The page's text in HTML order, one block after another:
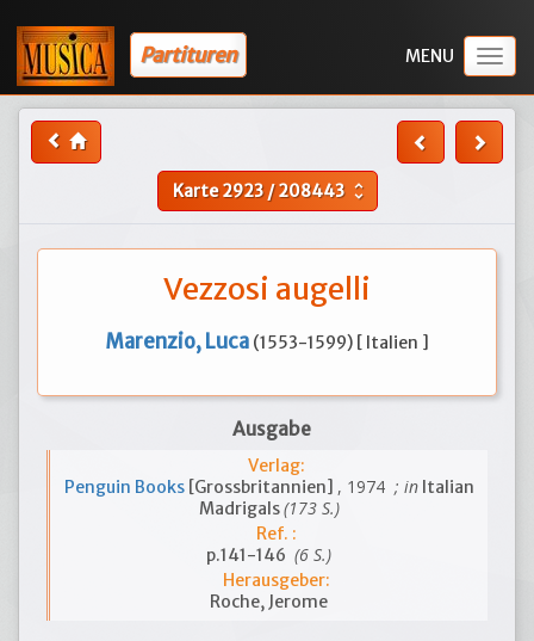
Partituren
Karte2923/208443 unfold_more
Vezzosi augelli
Marenzio, Luca (1553-1599) [ Italien ]
Ausgabe
Verlag:
Penguin Books [Grossbritannien] , 1974 ; inItalian
Madrigals(173 S.)
Ref. :
p.141-146 (6 S.)
Herausgeber:
Roche, Jerome